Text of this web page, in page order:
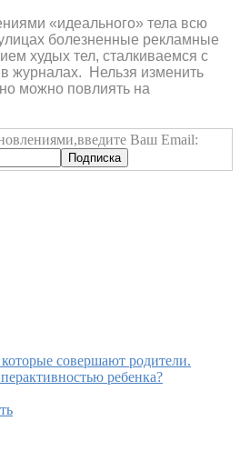
«идеального» тела всю
болезненные рекламные
худых тел, сталкиваемся с
журналах.
Нельзя изменить
можно повлиять на
Ваш Email:
совершают родители.
ребенка?